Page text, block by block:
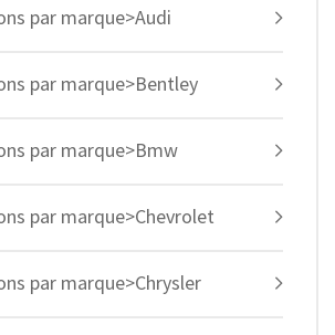
par marque>Audi
par marque>Bentley
par marque>Bmw
par marque>Chevrolet
par marque>Chrysler